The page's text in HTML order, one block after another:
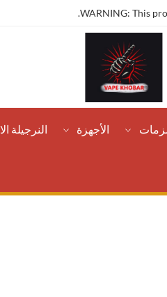
WARNING: This
الأجهزة النرجيلة